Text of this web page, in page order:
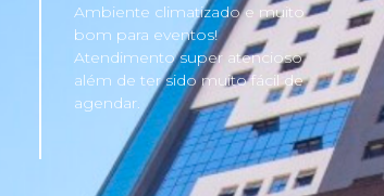
Ambiente climatizado e muito
bom para eventos!
Atendimento super atencioso
além de ter sido muito fácil de
agendar.